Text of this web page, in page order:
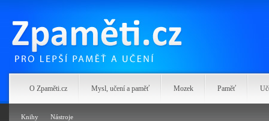
Zpaměti.cz
O Zpaměti.cz Mysl, učení a paměť Mozek Paměť
Knihy Nástroje